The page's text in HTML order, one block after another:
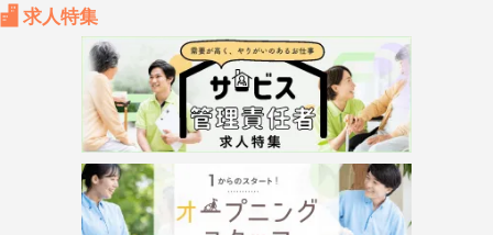
求人特集